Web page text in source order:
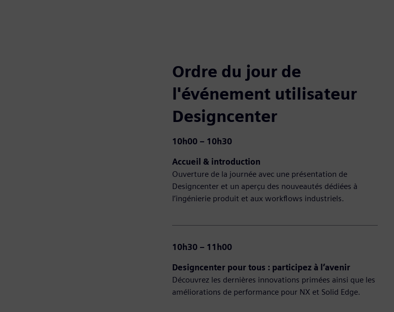
Ordre du jour de
l'événement utilisateur
Designcenter
10h00 – 10h30
Accueil & introduction
Ouverture de la journée avec une présentation de
Designcenter et un aperçu des nouveautés dédiées à
l’ingénierie produit et aux workflows industriels.
10h30 – 11h00
Designcenter pour tous : participez à l’avenir
Découvrez les dernières innovations primées ainsi que les
améliorations de performance pour NX et Solid Edge.